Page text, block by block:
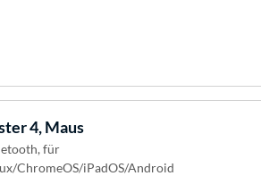
4, Maus
für
ChromeOS/iPadOS/Android